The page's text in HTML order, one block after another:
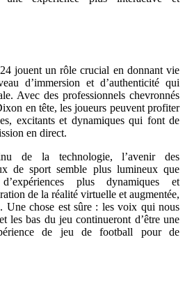
jouent un rôle crucial en donnant vie
d’immersion et d’authenticité qui
Avec des professionnels chevronnés
en tête, les joueurs peuvent profiter
excitants et dynamiques qui font de
en direct.
de la technologie, l’avenir des
de sport semble plus lumineux que
plus dynamiques et
de la réalité virtuelle et augmentée,
Une chose est sûre : les voix qui nous
les bas du jeu continueront d’être une
de jeu de football pour de